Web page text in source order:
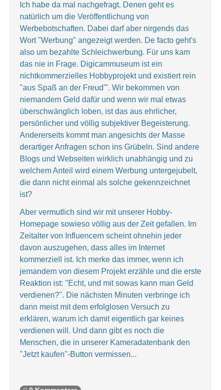
Ich habe da mal nachgefragt. Denen geht es
natürlich um die Veröffentlichung von
Werbebotschaften. Dabei darf aber nirgends das
Wort "Werbung" angezeigt werden. De facto geht's
also um bezahlte Schleichwerbung. Für uns kam
das nie in Frage. Digicammuseum ist ein
nichtkommerzielles Hobbyprojekt und existiert rein
"aus Spaß an der Freud'". Wir bekommen von
niemandem Geld dafür und wenn wir mal etwas
überschwänglich loben, ist das aus ehrlicher,
persönlicher und völlig subjektiver Begeisterung.
Andererseits kommt man angesichts der Masse
derartiger Anfragen schon ins Grübeln. Sind andere
Blogs und Webseiten wirklich unabhängig und zu
welchem Anteil wird einem Werbung untergejubelt,
die dann nicht einmal als solche gekennzeichnet
ist?
Aber vermutlich sind wir mit unserer Hobby-
Homepage sowieso völlig aus der Zeit gefallen. Im
Zeitalter von Influencern scheint ohnehin jeder
davon auszugehen, dass alles im Internet
kommerziell ist. Ich merke das immer, wenn ich
jemandem von diesem Projekt erzähle und die erste
Reaktion ist: "Echt, und mit sowas kann man Geld
verdienen?". Die nächsten Minuten verbringe ich
dann meist mit dem erfolglosen Versuch zu
erklären, warum ich damit eigentlich gar keines
verdienen will. Und dann gibt es noch die
Menschen, die in unserer Kameradatenbank den
"Jetzt kaufen"-Button vermissen...